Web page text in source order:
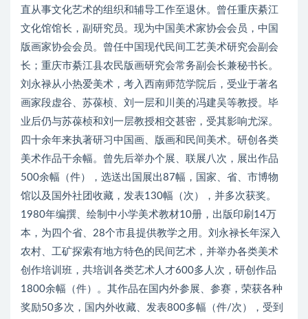
直从事文化艺术的组织和辅导工作至退休。曾任重庆綦江
文化馆馆长，副研究员。现为中国美术家协会会员，中国
版画家协会会员。曾任中国现代民间工艺美术研究会副会
长；重庆市綦江县农民版画研究会常务副会长兼秘书长。
刘永禄从小热爱美术，考入西南师范学院后，受业于著名
画家段虚谷、苏葆桢、刘一层和川美的冯建吴等教授。毕
业后仍与苏葆桢和刘一层教授相交甚密，受其影响尤深。
四十余年来执著研习中国画、版画和民间美术。研创各类
美术作品干余幅。曾先后举办个展、联展八次，展出作品
500余幅（件），选送出国展出87幅，国家、省、市博物
馆以及国外社团收藏，发表130幅（次），并多次获奖。
1980年编撰、绘制中小学美术教材10册，出版印刷14万
本，为四个省、28个市县提供教学之用。刘永禄长年深入
农村、工矿探索有地方特色的民间艺术，并举办各类美术
创作培训班，共培训各类艺术人才600多人次，研创作品
1800余幅（件）。其作品在国内外参展、参赛，荣获各种
奖励50多次，国内外收藏、发表800多幅（件/次），受到